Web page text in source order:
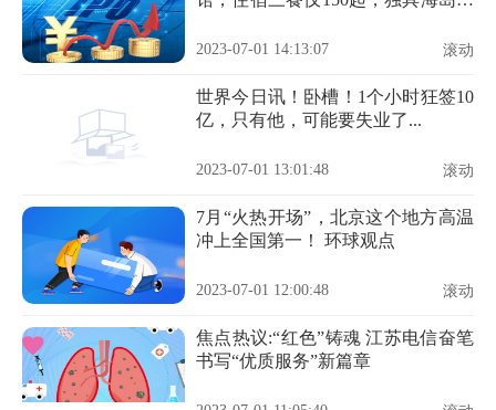
2023-07-01 14:13:07 滚动
世界今日讯！卧槽！1个小时狂签10
亿，只有他，可能要失业了...
2023-07-01 13:01:48 滚动
7月“火热开场”，北京这个地方高温
冲上全国第一！ 环球观点
2023-07-01 12:00:48 滚动
焦点热议:“红色”铸魂 江苏电信奋笔
书写“优质服务”新篇章